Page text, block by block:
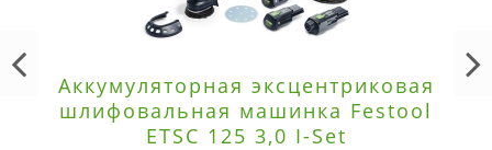
Аккумуляторная эксцентриковая
шлифовальная машинка Festool
ETSC 125 3,0 I-Set